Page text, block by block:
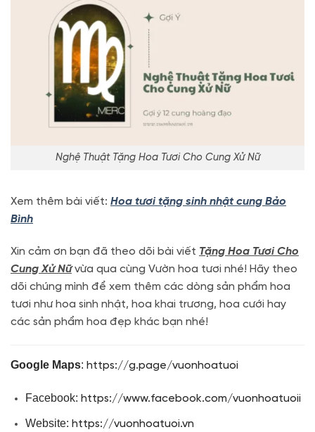
Nghệ Thuật Tặng Hoa Tươi Cho Cung Xử Nữ
Xem thêm bài viết: Hoa tươi tặng sinh nhật cung Bảo
Bình
Xin cảm ơn bạn đã theo dõi bài viết Tặng Hoa Tươi Cho
Cung Xử Nữvừa qua cùng Vườn hoa tươi nhé! Hãy theo
dõi chúng mình để xem thêm các dòng sản phẩm hoa
tươi như hoa sinh nhật, hoa khai trương, hoa cưới hay
các sản phẩm hoa đẹp khác bạn nhé!
Google Maps: https://g.page/vuonhoatuoi
Facebook: https://www.facebook.com/vuonhoatuoii
Website: https://vuonhoatuoi.vn